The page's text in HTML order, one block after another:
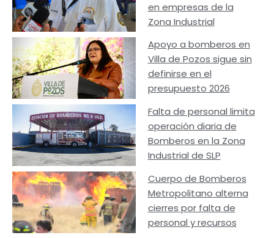
en empresas de la
Zona Industrial
Apoyo a bomberos en
Villa de Pozos sigue sin
definirse en el
presupuesto 2026
Falta de personal limita
operación diaria de
Bomberos en la Zona
Industrial de SLP
Cuerpo de Bomberos
Metropolitano alterna
cierres por falta de
personal y recursos